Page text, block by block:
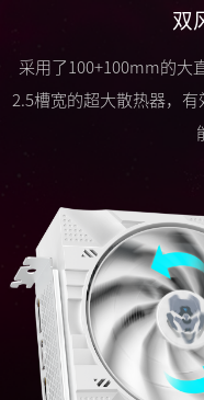
双
采用了100+100mm的大
2.5槽宽的超大散热器，